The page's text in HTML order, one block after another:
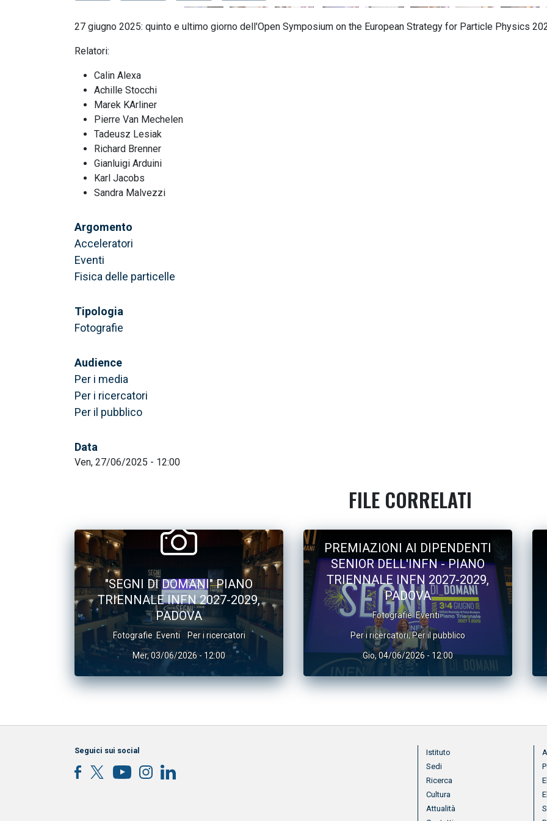
27 giugno 2025: quinto e ultimo giorno dell'Open Symposium on the European Strategy for Particle Physics
Relatori:
Calin Alexa
Achille Stocchi
Marek KArliner
Pierre Van Mechelen
Tadeusz Lesiak
Richard Brenner
Gianluigi Arduini
Karl Jacobs
Sandra Malvezzi
Argomento
Acceleratori
Eventi
Fisica delle particelle
Tipologia
Fotografie
Audience
Per i media
Per i ricercatori
Per il pubblico
Data
Ven, 27/06/2025 - 12:00
FILE CORRELATI
"SEGNI DI DOMANI" PIANO
TRIENNALE INFN 2027-2029,
PADOVA
Fotografie Eventi Per i ricercatori
Mer, 03/06/2026 - 12:00
PREMIAZIONI AI DIPENDENTI
SENIOR DELL'INFN - PIANO
TRIENNALE INFN 2027-2029,
PADOVA
Fotografie Eventi
Per i ricercatori,Per il pubblico
Gio, 04/06/2026 - 12:00
Seguici sui social Menu footer
Istituto
Sedi
Ricerca
Cultura
Attualità